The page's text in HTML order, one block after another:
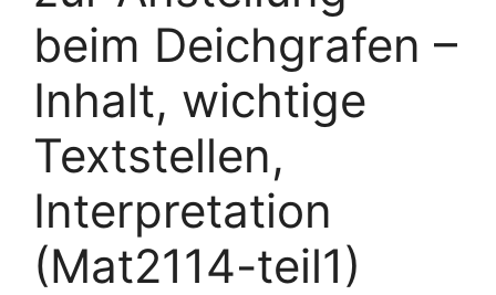
beim Deichgrafen –
Inhalt, wichtige
Textstellen,
Interpretation
(Mat2114-teil1)